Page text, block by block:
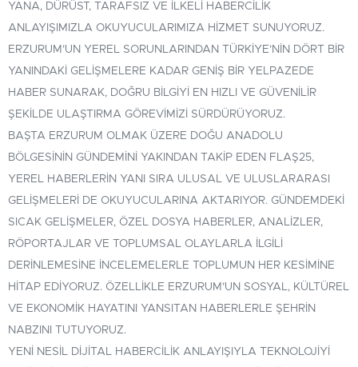
YANA, DÜRÜST, TARAFSIZ VE ILKELI HABERCILIK
ANLAYIŞIMIZLA OKUYUCULARIMIZA HIZMET SUNUYORUZ.
ERZURUM’UN YEREL SORUNLARINDAN TÜRKIYE’NIN DÖRT BIR
YANINDAKI GELIŞMELERE KADAR GENIŞ BIR YELPAZEDE
HABER SUNARAK, DOĞRU BILGIYI EN HIZLI VE GÜVENILIR
ŞEKILDE ULAŞTIRMA GÖREVIMIZI SÜRDÜRÜYORUZ.
BAŞTA ERZURUM OLMAK ÜZERE DOĞU ANADOLU
BÖLGESININ GÜNDEMINI YAKINDAN TAKIP EDEN FLAŞ25,
YEREL HABERLERIN YANI SIRA ULUSAL VE ULUSLARARASI
GELIŞMELERI DE OKUYUCULARINA AKTARIYOR. GÜNDEMDEKI
SICAK GELIŞMELER, ÖZEL DOSYA HABERLER, ANALIZLER,
RÖPORTAJLAR VE TOPLUMSAL OLAYLARLA ILGILI
DERINLEMESINE INCELEMELERLE TOPLUMUN HER KESIMINE
HITAP EDIYORUZ. ÖZELLIKLE ERZURUM’UN SOSYAL, KÜLTÜREL
VE EKONOMIK HAYATINI YANSITAN HABERLERLE ŞEHRIN
NABZINI TUTUYORUZ.
YENI NESIL DIJITAL HABERCILIK ANLAYIŞIYLA TEKNOLOJIYI